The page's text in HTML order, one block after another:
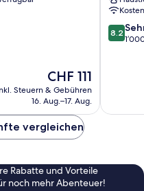
Der
Preis
beträgt
CHF 111
Steuern & Gebühren
16. Aug.–17. Aug.
von
8.2
von
8.2
vergleichen
Rabatte und Vorteile
noch mehr Abenteuer!